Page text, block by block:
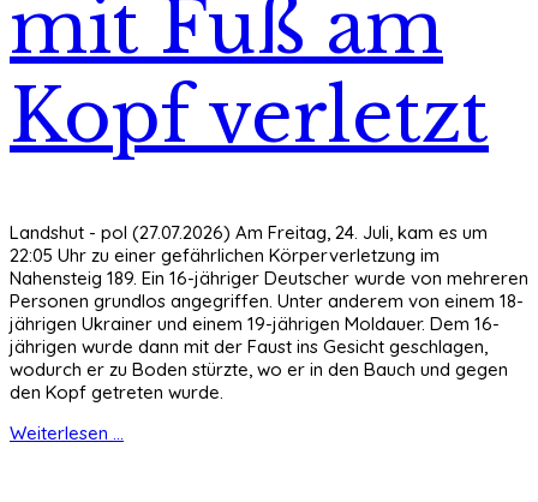
mit Fuß am
Kopf verletzt
Landshut - pol (27.07.2026) Am Freitag, 24. Juli, kam es um
22:05 Uhr zu einer gefährlichen Körperverletzung im
Nahensteig 189. Ein 16-jähriger Deutscher wurde von mehreren
Personen grundlos angegriffen. Unter anderem von einem 18-
jährigen Ukrainer und einem 19-jährigen Moldauer. Dem 16-
jährigen wurde dann mit der Faust ins Gesicht geschlagen,
wodurch er zu Boden stürzte, wo er in den Bauch und gegen
den Kopf getreten wurde.
Weiterlesen ...